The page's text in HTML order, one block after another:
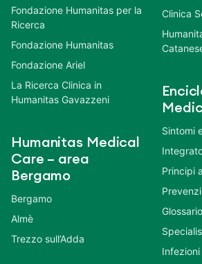
Fondazione Humanitas per la
Ricerca
Fondazione Humanitas
Fondazione Ariel
La Ricerca Clinica in
Humanitas Gavazzeni
Humanitas Medical
Care – area
Bergamo
Bergamo
Almè
Trezzo sull’Adda
Clinica
Sintomi
Principi
Infezioni